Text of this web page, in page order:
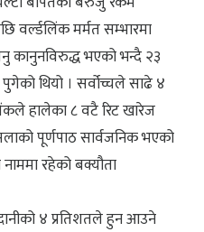
वर्ल्डलिंक मर्मत सम्भारमा
कानुनविरुद्ध भएको भन्दै २३
थियो । सर्वोच्चले साढे ४
हालेका ८ वटै रिट खारेज
पूर्णपाठ सार्वजनिक भएको
रहेको बक्यौता
४ प्रतिशतले हुन आउने